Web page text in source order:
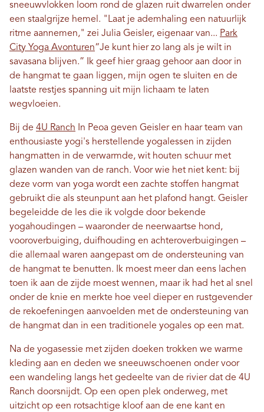
sneeuwvlokken loom rond de glazen ruit dwarrelen onder
een staalgrijze hemel. "Laat je ademhaling een natuurlijk
ritme aannemen," zei Julia Geisler, eigenaar van... Park
City Yoga Avonturen“Je kunt hier zo lang als je wilt in
savasana blijven.” Ik geef hier graag gehoor aan door in
de hangmat te gaan liggen, mijn ogen te sluiten en de
laatste restjes spanning uit mijn lichaam te laten
wegvloeien.
Bij de 4U Ranch In Peoa geven Geisler en haar team van
enthousiaste yogi's herstellende yogalessen in zijden
hangmatten in de verwarmde, wit houten schuur met
glazen wanden van de ranch. Voor wie het niet kent: bij
deze vorm van yoga wordt een zachte stoffen hangmat
gebruikt die als steunpunt aan het plafond hangt. Geisler
begeleidde de les die ik volgde door bekende
yogahoudingen – waaronder de neerwaartse hond,
vooroverbuiging, duifhouding en achteroverbuigingen –
die allemaal waren aangepast om de ondersteuning van
de hangmat te benutten. Ik moest meer dan eens lachen
toen ik aan de zijde moest wennen, maar ik had het al snel
onder de knie en merkte hoe veel dieper en rustgevender
de rekoefeningen aanvoelden met de ondersteuning van
de hangmat dan in een traditionele yogales op een mat.
Na de yogasessie met zijden doeken trokken we warme
kleding aan en deden we sneeuwschoenen onder voor
een wandeling langs het gedeelte van de rivier dat de 4U
Ranch doorsnijdt. Op een open plek onderweg, met
uitzicht op een rotsachtige kloof aan de ene kant en